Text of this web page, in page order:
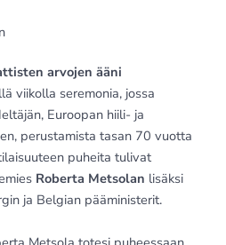
arvojen ääni
viikolla seremonia, jossa
Euroopan hiili- ja
perustamista tasan 70 vuotta
puheita tulivat
Roberta Metsolan lisäksi
ja Belgian pääministerit.